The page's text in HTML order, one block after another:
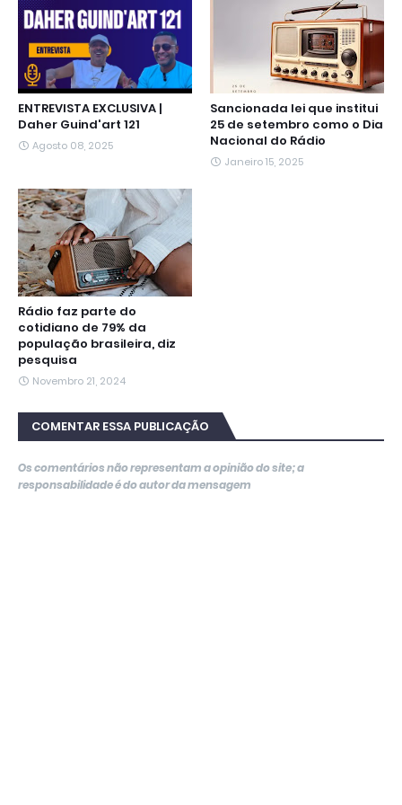
ENTREVISTA EXCLUSIVA |
Daher Guind'art 121
Agosto 08, 2025
Sancionada lei que institui
25 de setembro como o Dia
Nacional do Rádio
Janeiro 15, 2025
Rádio faz parte do
cotidiano de 79% da
população brasileira, diz
pesquisa
Novembro 21, 2024
COMENTAR ESSA PUBLICAÇÃO
Os comentários não representam a opinião do site; a
responsabilidade é do autor da mensagem